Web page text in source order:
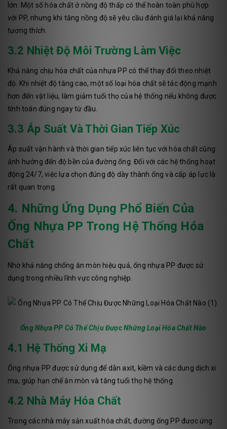
lớn. Một số hóa chất ở nồng độ thấp có thể hoàn toàn phù hợp
với PP, nhưng khi tăng nồng độ sẽ yêu cầu đánh giá lại khả năng
tương thích.
3.2 Nhiệt Độ Môi Trường Làm Việc
Khả năng chịu hóa chất của nhựa PP có thể thay đổi theo nhiệt
độ. Khi nhiệt độ tăng cao, một số loại hóa chất sẽ tác động mạnh
hơn đến vật liệu, làm giảm tuổi thọ của hệ thống nếu không được
tính toán đúng ngay từ đầu.
3.3 Áp Suất Và Thời Gian Tiếp Xúc
Áp suất vận hành và thời gian tiếp xúc liên tục với hóa chất cũng
ảnh hưởng đến độ bền của đường ống. Đối với các hệ thống hoạt
động 24/7, việc lựa chọn đúng độ dày thành ống và cấp áp lực là
rất quan trọng.
4. Những Ứng Dụng Phổ Biến Của
Ống Nhựa PP Trong Hệ Thống Hóa
Chất
Nhờ khả năng chống ăn mòn hiệu quả, ống nhựa PP được sử
dụng trong nhiều lĩnh vực công nghiệp.
Ống Nhựa PP Có Thể Chịu Được Những Loại Hóa Chất Nào
4.1 Hệ Thống Xi Mạ
Ống nhựa PP được sử dụng để dẫn axit, kiềm và các dung dịch xi
mạ, giúp hạn chế ăn mòn và tăng tuổi thọ hệ thống.
4.2 Nhà Máy Hóa Chất
Trong các nhà máy sản xuất hóa chất, đường ống PP được ứng